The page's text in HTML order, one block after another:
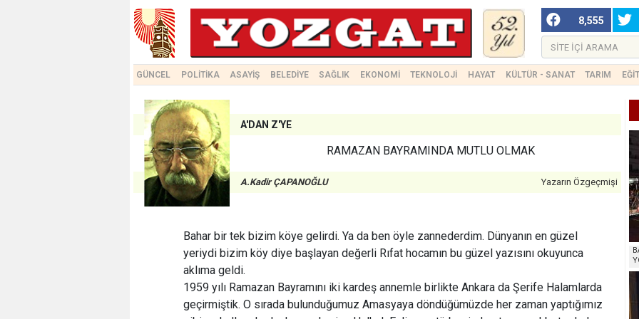
8,555
GÜNCEL POLİTİKA ASAYİŞ BELEDİYE SAĞLIK EKONOMİ TEKNOLOJİ HAYAT KÜLTÜR - SANAT TARIM
A'DAN Z'YE
RAMAZAN BAYRAMINDA MUTLU OLMAK
A.Kadir ÇAPANOĞLU Yazarın Özgeçmişi
Bahar bir tek bizim köye gelirdi. Ya da ben öyle zannederdim. Dünyanın en güzel
yeriydi bizim köy diye başlayan değerli Rıfat hocamın bu güzel yazısını okuyunca
aklıma geldi.
1959 yılı Ramazan Bayramını iki kardeş annemle birlikte Ankara da Şerife Halamlarda
geçirmiştik. O sırada bulunduğumuz Amasyaya döndüğümüzde her zaman yaptığımız